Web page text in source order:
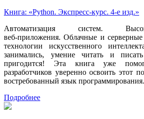
Книга: «Python. Экспресс‑курс. 4-е изд.»
Автоматизация систем.
веб‑приложения. Облачные и
технологии искусственного
занимались, умение читать и
пригодится! Эта книга уже
разработчиков уверенно освоить этот
востребованный язык программирования.
Подробнее